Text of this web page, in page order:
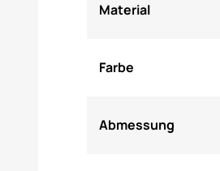
Material
Farbe
Abmessung